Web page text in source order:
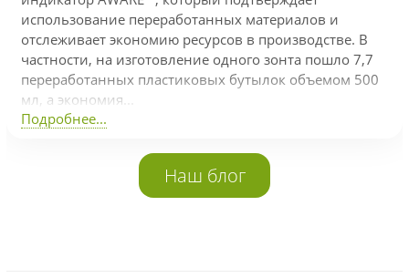
использование переработанных материалов и
отслеживает экономию ресурсов в производстве. В
частности, на изготовление одного зонта пошло 7,7
переработанных пластиковых бутылок объемом 500
мл, а экономия...
Подробнее...
Наш блог